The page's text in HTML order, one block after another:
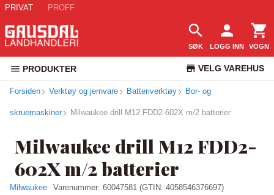
PRIVAT PROFF
SØK LOGG INN VOGN
PRODUKTER VELG VAREHUS
KUNDESERVICE
Forsiden Verktøy og jernvare Batteriverktøy Bor- og
skruemaskiner Milwaukee drill M12 FDD2-602X m/2 batterier
Milwaukee drill M12 FDD2-
602X m/2 batterier
Milwaukee Varenummer: 60047581 (GTIN: 4058546376697)